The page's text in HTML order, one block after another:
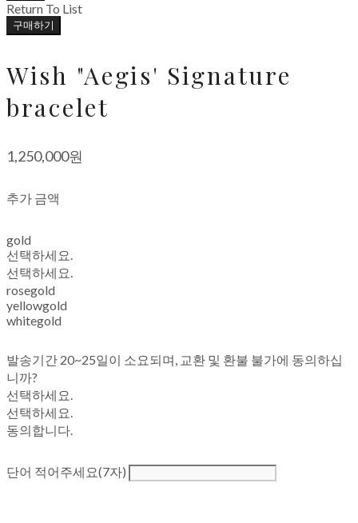
Return To List
구매하기
Wish "Aegis' ​Signature
bracelet
1,250,000원
추가 금액
gold
선택하세요.
선택하세요.
rosegold
yellowgold
whitegold
발송기간 20~25일이 소요되며, 교환 및 환불 불가에 동의하십
니까?
선택하세요.
선택하세요.
동의합니다.
단어 적어주세요(7자)